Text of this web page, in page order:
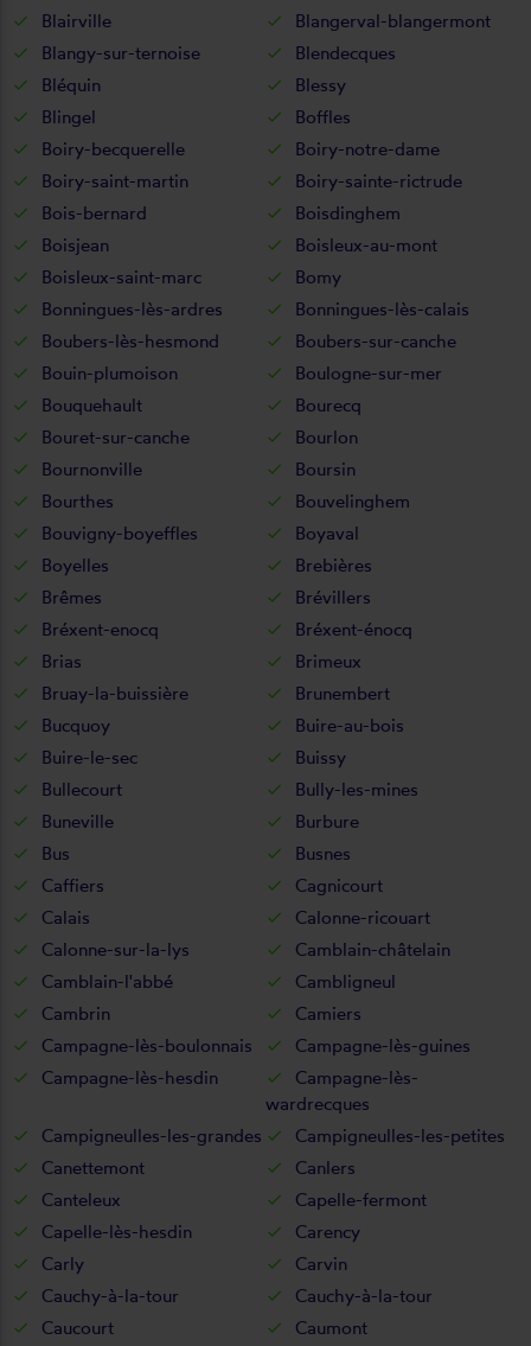
Blairville
Blangerval-blangermont
Blangy-sur-ternoise
Blendecques
Bléquin
Blessy
Blingel
Boffles
Boiry-becquerelle
Boiry-notre-dame
Boiry-saint-martin
Boiry-sainte-rictrude
Bois-bernard
Boisdinghem
Boisjean
Boisleux-au-mont
Boisleux-saint-marc
Bomy
Bonningues-lès-ardres
Bonningues-lès-calais
Boubers-lès-hesmond
Boubers-sur-canche
Bouin-plumoison
Boulogne-sur-mer
Bouquehault
Bourecq
Bouret-sur-canche
Bourlon
Bournonville
Boursin
Bourthes
Bouvelinghem
Bouvigny-boyeffles
Boyaval
Boyelles
Brebières
Brêmes
Brévillers
Bréxent-enocq
Bréxent-énocq
Brias
Brimeux
Bruay-la-buissière
Brunembert
Bucquoy
Buire-au-bois
Buire-le-sec
Buissy
Bullecourt
Bully-les-mines
Buneville
Burbure
Bus
Busnes
Caffiers
Cagnicourt
Calais
Calonne-ricouart
Calonne-sur-la-lys
Camblain-châtelain
Camblain-l'abbé
Cambligneul
Cambrin
Camiers
Campagne-lès-boulonnais
Campagne-lès-guines
Campagne-lès-hesdin
Campagne-lès-
wardrecques
Campigneulles-les-grandes
Campigneulles-les-petites
Canettemont
Canlers
Canteleux
Capelle-fermont
Capelle-lès-hesdin
Carency
Carly
Carvin
Cauchy-à-la-tour
Cauchy-à-la-tour
Caucourt
Caumont